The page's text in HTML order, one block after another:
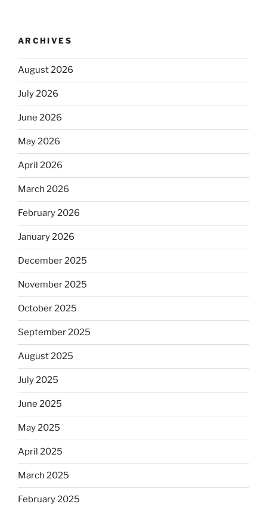
ARCHIVES
August 2026
July 2026
June 2026
May 2026
April 2026
March 2026
February 2026
January 2026
December 2025
November 2025
October 2025
September 2025
August 2025
July 2025
June 2025
May 2025
April 2025
March 2025
February 2025